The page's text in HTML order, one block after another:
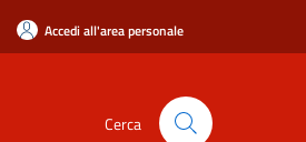
Accedi all'area personale
Cerca